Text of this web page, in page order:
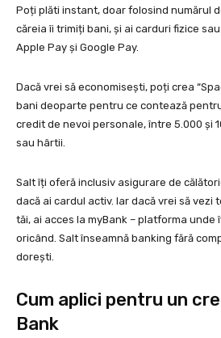
Poți plăti instant, doar folosind numărul
căreia îi trimiți bani, și ai carduri fizice
Apple Pay și Google Pay.
Dacă vrei să economisești, poți crea
bani deoparte pentru ce contează
credit de nevoi personale, între 5.000 și
sau hârtii.
Salt îți oferă inclusiv asigurare de
dacă ai cardul activ. Iar dacă vrei să vezi
tăi, ai acces la myBank – platforma
oricând. Salt înseamnă banking fără
dorești.
Cum aplici pentru un
Bank